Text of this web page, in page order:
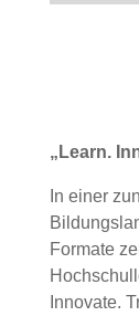
„Learn.
In einer
Formate
Innovate.